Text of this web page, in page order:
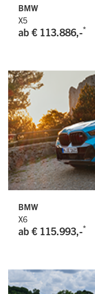
BMW
X5
ab € 113.886,-*
BMW
X6
ab € 115.993,-*